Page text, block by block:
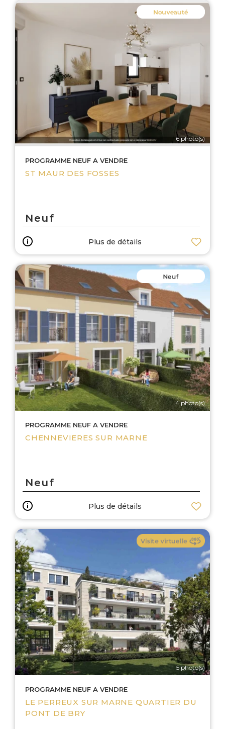
6 photo(s)
PROGRAMME NEUF A VENDRE
ST MAUR DES FOSSES
Neuf
Plus de détails
4 photo(s)
PROGRAMME NEUF A VENDRE
CHENNEVIERES SUR MARNE
Neuf
Plus de détails
5 photo(s)
PROGRAMME NEUF A VENDRE
LE PERREUX SUR MARNE QUARTIER DU
PONT DE BRY